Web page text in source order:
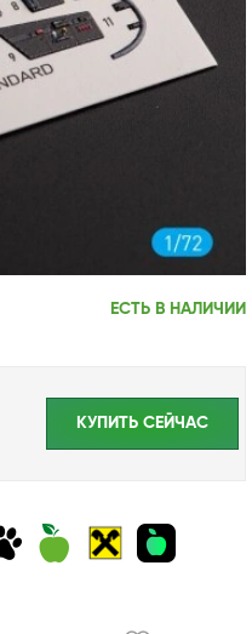
ЕСТЬ В НАЛИЧИИ
КУПИТЬ CЕЙЧАС